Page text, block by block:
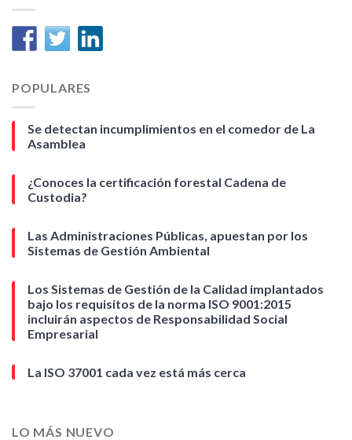
POPULARES
Se detectan incumplimientos en el comedor de La
Asamblea
¿Conoces la certificación forestal Cadena de
Custodia?
Las Administraciones Públicas, apuestan por los
Sistemas de Gestión Ambiental
Los Sistemas de Gestión de la Calidad implantados
bajo los requisitos de la norma ISO 9001:2015
incluirán aspectos de Responsabilidad Social
Empresarial
La ISO 37001 cada vez está más cerca
LO MÁS NUEVO